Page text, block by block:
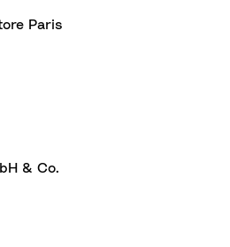
Paris
& Co.